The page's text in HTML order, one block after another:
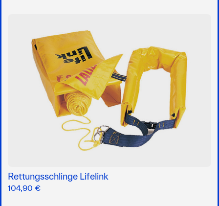
Rettungsschlinge Lifelink
104,90 €